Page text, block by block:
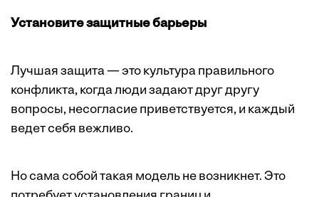
Установите защитные барьеры
Лучшая защита — это культура правильного
конфликта, когда люди задают друг другу
вопросы, несогласие приветствуется, и каждый
ведет себя вежливо.
Но сама собой такая модель не возникнет. Это